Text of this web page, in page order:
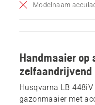
Modelnaam
Handmaaier op
zelfaandrijvend
Husqvarna LB
gazonmaaier met